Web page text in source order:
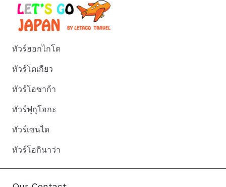
ทัวร์ฮอกไกโด
ทัวร์โตเกียว
ทัวร์โอซาก้า
ทัวร์ฟุกุโอกะ
ทัวร์เซนได
ทัวร์โอกินาว่า